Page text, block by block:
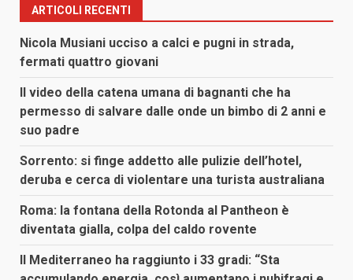
ARTICOLI RECENTI
Nicola Musiani ucciso a calci e pugni in strada,
fermati quattro giovani
Il video della catena umana di bagnanti che ha
permesso di salvare dalle onde un bimbo di 2 anni e
suo padre
Sorrento: si finge addetto alle pulizie dell’hotel,
deruba e cerca di violentare una turista australiana
Roma: la fontana della Rotonda al Pantheon è
diventata gialla, colpa del caldo rovente
Il Mediterraneo ha raggiunto i 33 gradi: “Sta